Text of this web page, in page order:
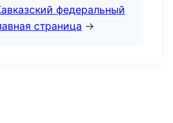
федеральный
страница →